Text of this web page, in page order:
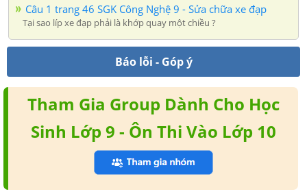
Câu 1 trang 46 SGK Công Nghệ 9 - Sửa chữa xe đạp
Tại sao líp xe đạp phải là khớp quay một chiều ?
Báo lỗi - Góp ý
Tham Gia Group Dành Cho Học
Sinh Lớp 9 - Ôn Thi Vào Lớp 10